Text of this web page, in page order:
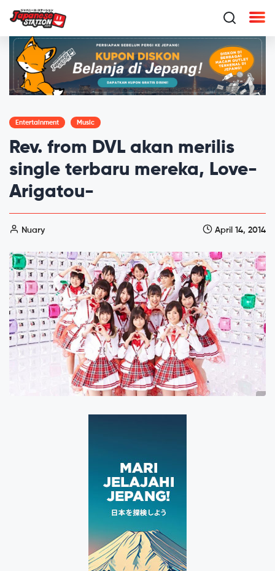
Entertainment Music
Rev. from DVL akan merilis
single terbaru mereka, Love-
Arigatou-
Nuary April 14, 2014